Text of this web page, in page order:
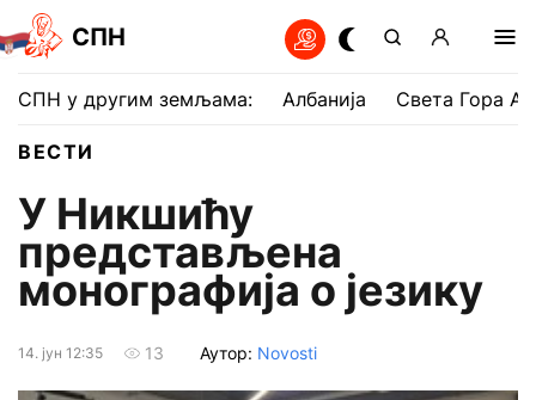
СПН
СПН у другим земљама: Албанија Света Гора
ВЕСТИ
У Никшићу
представљена
монографија о језику
14. јун 12:35 13 Аутор: Novosti